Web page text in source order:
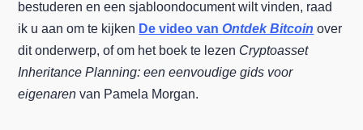
bestuderen en een sjabloondocument wilt vinden, raad
ik u aan om te kijken De video vanOntdek Bitcoin over
dit onderwerp, of om het boek te lezen Cryptoasset
Inheritance Planning: een eenvoudige gids voor
eigenaren van Pamela Morgan.